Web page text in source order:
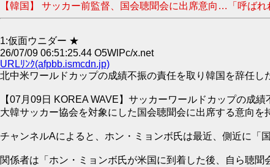
【韓国】 サッカー前監督、国会聴聞会に出席意向…「呼ば
1:仮面ウニダー ★
26/07/09 06:51:25.44 O5WlPc/x.net
URLﾘﾝｸ(afpbb.ismcdn.jp)
北中米ワールドカップの成績不振の責任を取り韓国を辞任し
【07月09日 KOREA WAVE】サッカーワールドカップの成
大韓サッカー協会を対象にした国会聴聞会に出席する意向を
チャンネルAによると、ホン・ミョンボ氏は最近、側近に「
関係者は「ホン・ミョンボ氏が米国に到着した後、自ら聴聞